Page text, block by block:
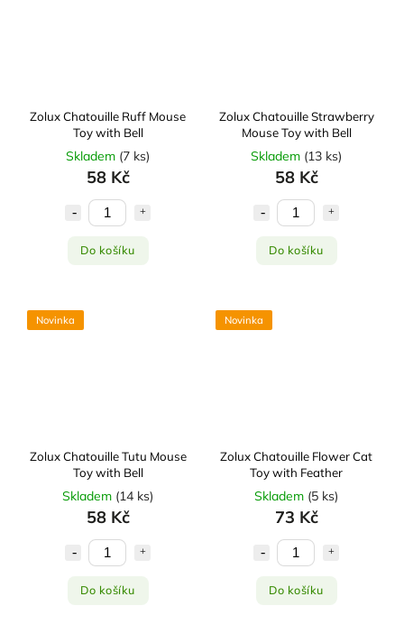
Zolux Chatouille Ruff Mouse
Toy with Bell
Skladem (7 ks)
58 Kč
Do košíku
Zolux Chatouille Strawberry
Mouse Toy with Bell
Skladem (13 ks)
58 Kč
Do košíku
Novinka
Zolux Chatouille Tutu Mouse
Toy with Bell
Skladem (14 ks)
58 Kč
Do košíku
Novinka
Zolux Chatouille Flower Cat
Toy with Feather
Skladem (5 ks)
73 Kč
Do košíku